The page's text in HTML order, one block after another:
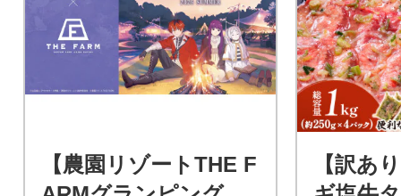
【農園リゾートTHE F
【訳あ